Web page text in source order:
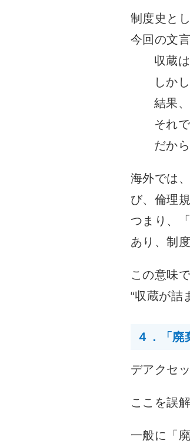
制度史と
今回の文
収蔵
しか
結果
それ
だか
海外では
び、倫理
つまり、
あり、制
この意味
“収蔵が詰
４．「廃
デアクセ
ここを誤
一般に「